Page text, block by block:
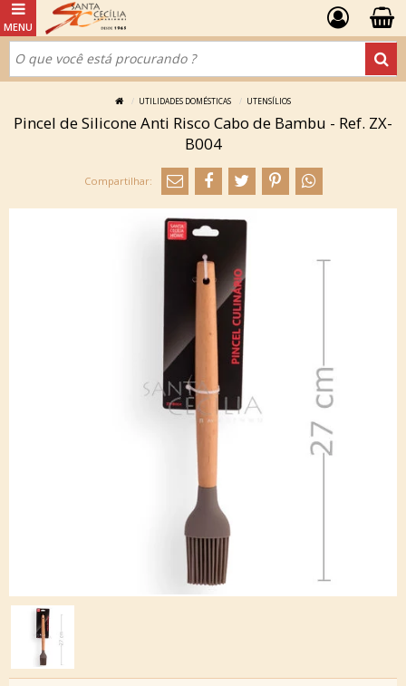
UTILIDADES DOMÉSTICAS UTENSÍLIOS
Pincel de Silicone Anti Risco Cabo de Bambu - Ref. ZX-
B004